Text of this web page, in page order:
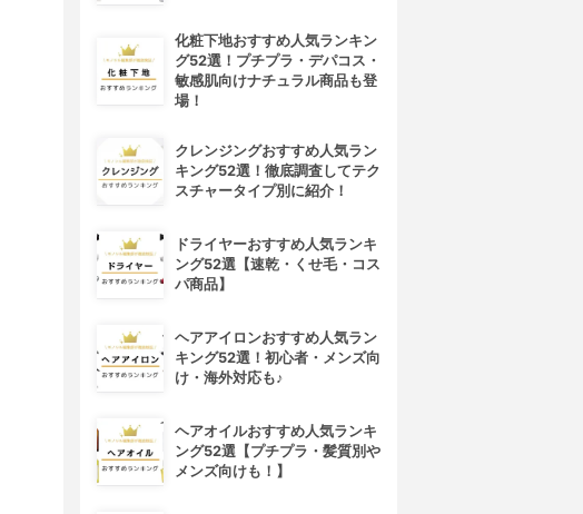
化粧下地おすすめ人気ランキン
グ52選！プチプラ・デパコス・
敏感肌向けナチュラル商品も登
場！
クレンジングおすすめ人気ラン
キング52選！徹底調査してテク
スチャータイプ別に紹介！
ドライヤーおすすめ人気ランキ
ング52選【速乾・くせ毛・コス
パ商品】
ヘアアイロンおすすめ人気ラン
キング52選！初心者・メンズ向
け・海外対応も♪
ヘアオイルおすすめ人気ランキ
ング52選【プチプラ・髪質別や
メンズ向けも！】